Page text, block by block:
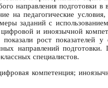
подготовки в
на педагогические
заданий с
и иноязычной
рост показателей
направлений
специалистов.
компетенция;